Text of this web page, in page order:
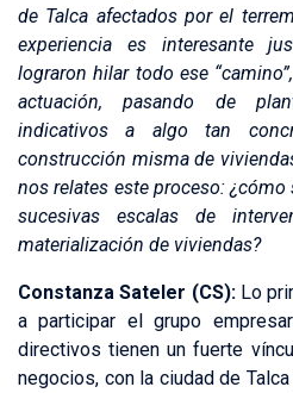
de Talca afectados por el
experiencia es interesante
lograron hilar todo ese
actuación, pasando de
indicativos a algo tan
construcción misma de
nos relates este proceso:
sucesivas escalas de
materialización de viviendas?
Constanza Sateler (CS):Lo
a participar el grupo
directivos tienen un fuerte
negocios, con la ciudad de